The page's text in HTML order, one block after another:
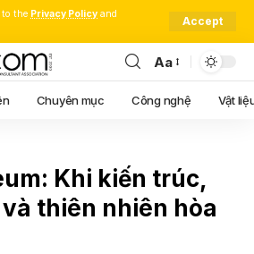
to the Privacy Policy and
Accept
Font
Resizer
Aa
Chuyên mục Công nghệ Vật
Khi kiến trúc,
thiên nhiên hòa